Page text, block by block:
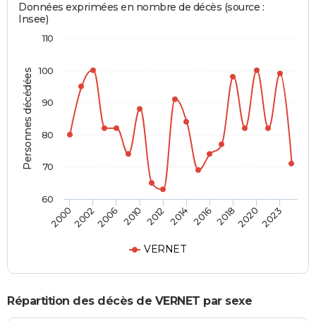
Personnes décédées
Données exprimées en nombre de décès (source :
Insee)
VERNET
200020022006 2010 2012 2014 2016 201820202023
60
70
80
90
100
110
Répartition des décès de VERNET par sexe